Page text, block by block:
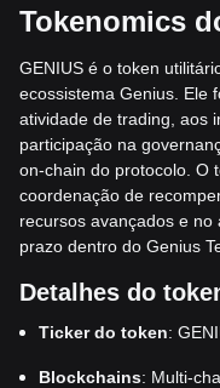
Tokenomics
GENIUS é o token
ecossistema Genius. Ele
atividade de trading, aos
participação na
on-chain do protocolo. O
coordenação de
recursos avançados e
prazo dentro do Genius
Detalhes do
Ticker do token:
Blockchains: Multi-